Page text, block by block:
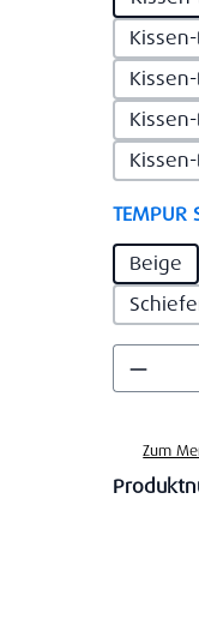
TEMPUR
Beige
Zum